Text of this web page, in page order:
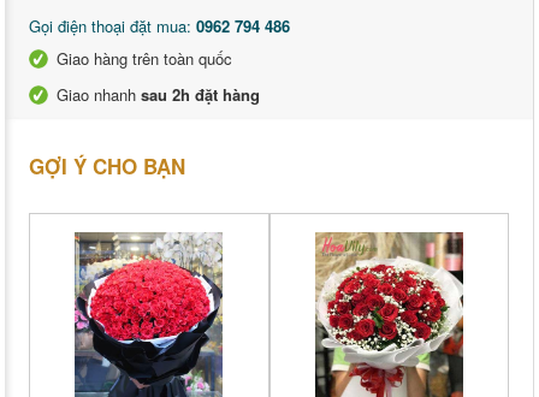
Gọi điện thoại đặt mua: 0962 794 486
Giao hàng trên toàn quốc
Giao nhanh sau 2h đặt hàng
GỢI Ý CHO BẠN